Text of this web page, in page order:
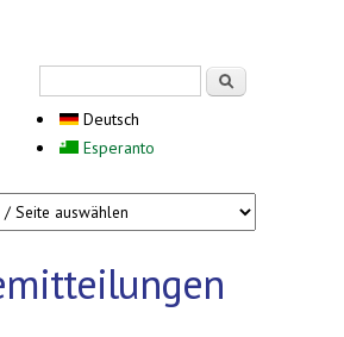
Deutsch
Esperanto